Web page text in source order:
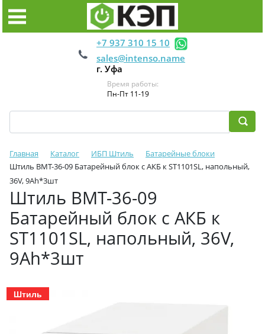
+7 937 310 15 10
sales@intenso.name
г. Уфа
Время работы:
Пн-Пт 11-19
Главная Каталог ИБП Штиль
Батарейные блоки
Штиль BMT-36-09 Батарейный блок с АКБ к ST1101SL, напольный,
36V, 9Ah*3шт
Штиль BMT-36-09
Батарейный блок с АКБ к
ST1101SL, напольный, 36V,
9Ah*3шт
Штиль